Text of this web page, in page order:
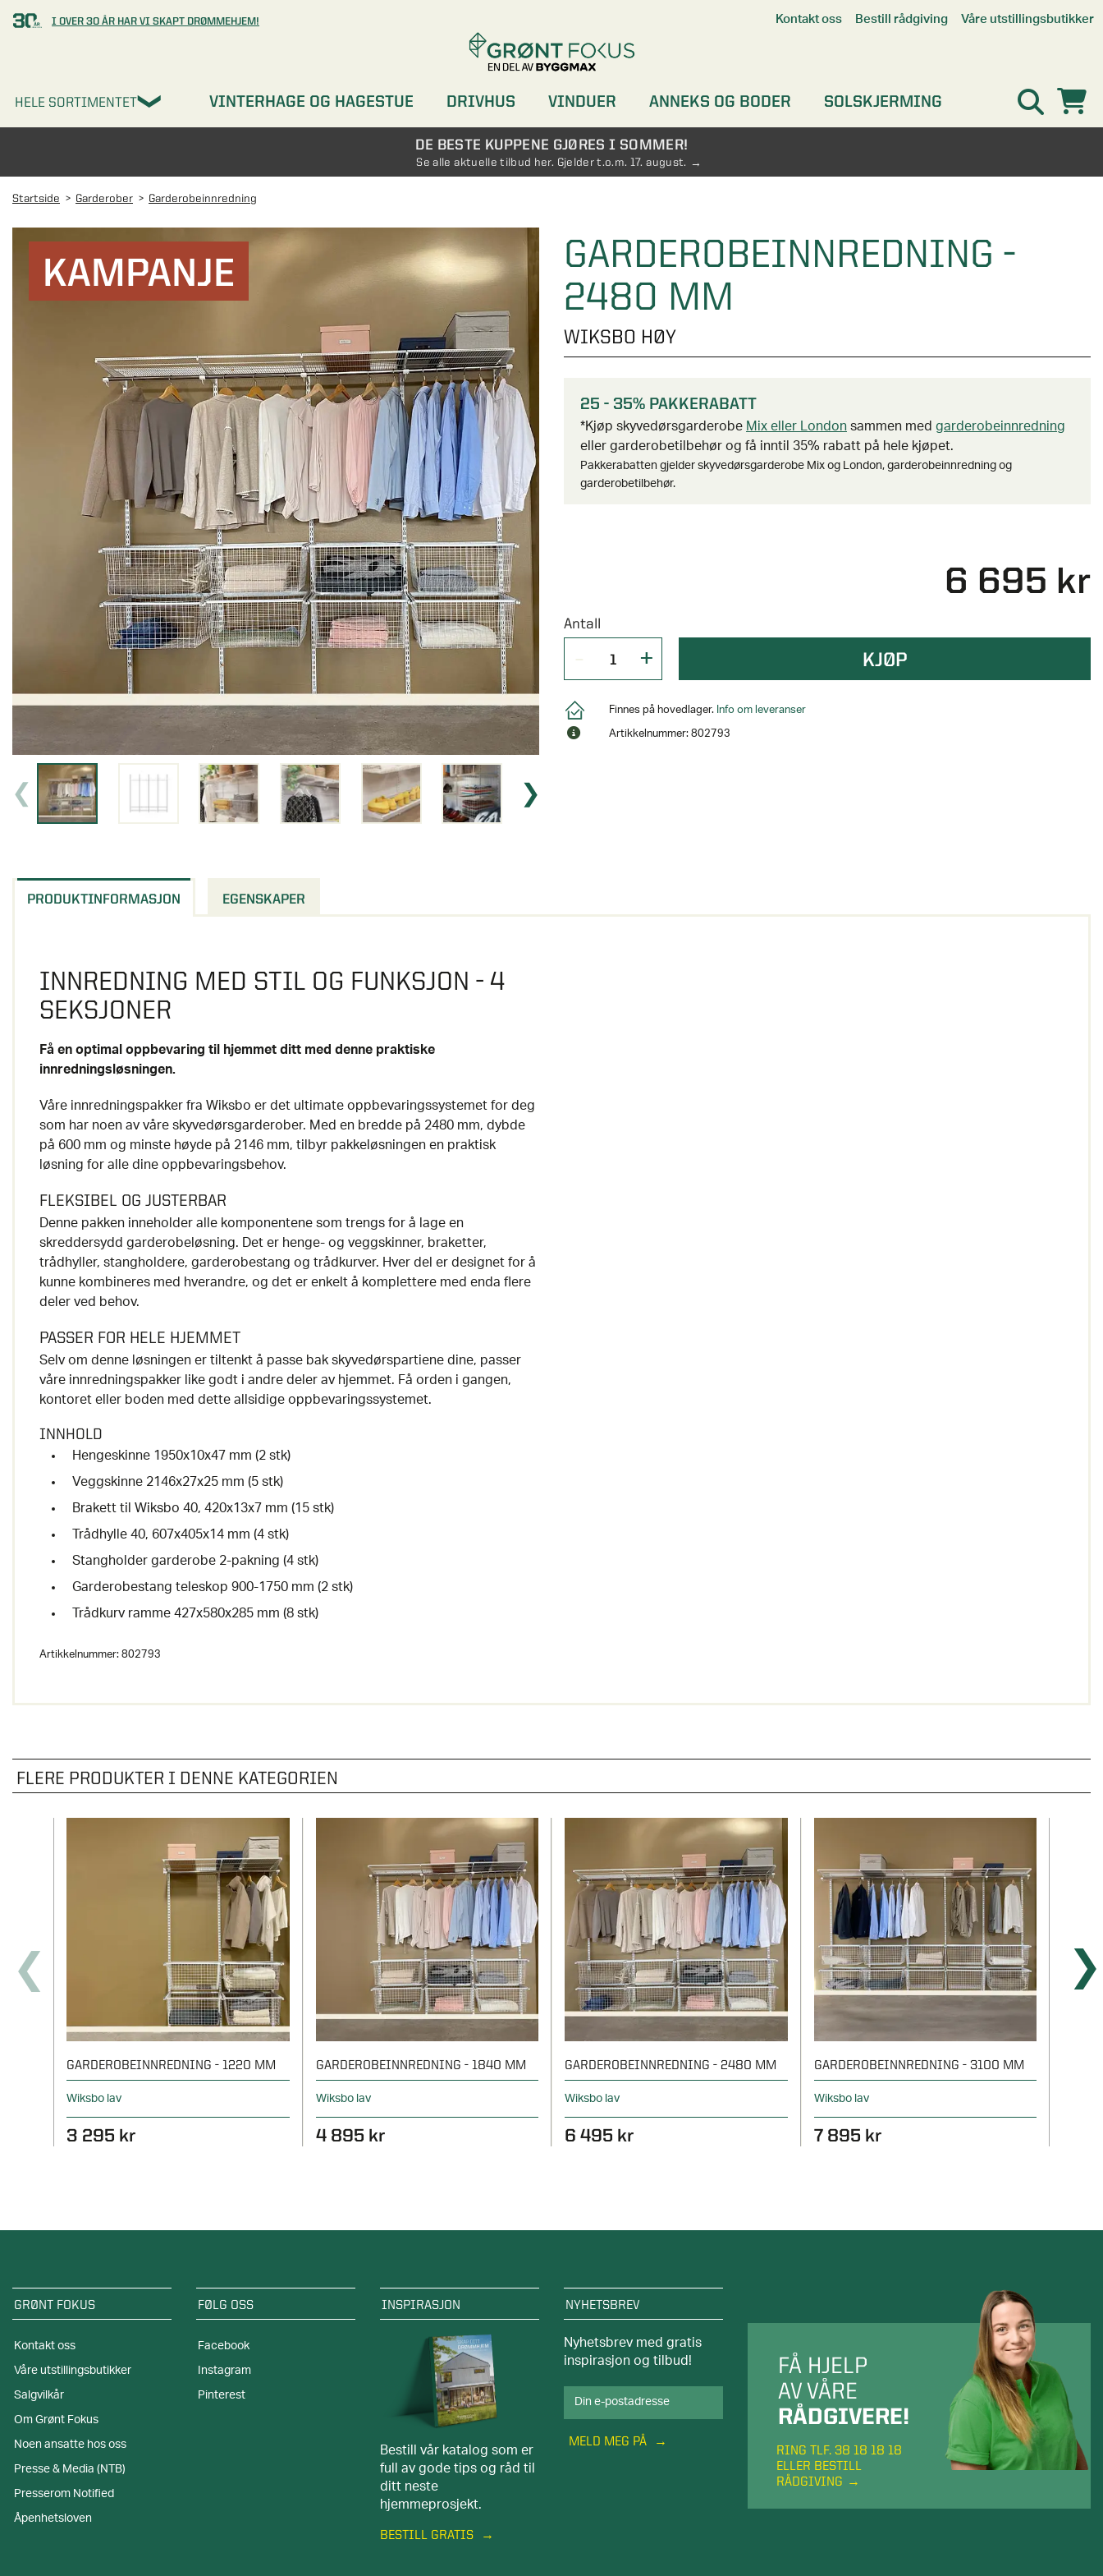
I OVER 30 ÅR HAR VI SKAPT DRØMMEHJEM! Kontakt oss Bestill rådgiving Våre utstillingsbutikker
Kristiansand
HELE SORTIMENTET VINTERHAGE OG HAGESTUE DRIVHUS VINDUER ANNEKS OG BODER
SOLSKJERMING
DØRER
GARDEROBER
DE BESTE KUPPENE GJØRES I SOMMER!
Se alle aktuelle tilbud her. Gjelder t.o.m. 17. august.
Startside Garderober Garderobeinnredning
KAMPANJE
GARDEROBEINNREDNING -
2480 MM
WIKSBO HØY
25 - 35% PAKKERABATT
*Kjøp skyvedørsgarderobe Mix eller London sammen med garderobeinnredning
eller garderobetilbehør og få inntil 35% rabatt på hele kjøpet.
Pakkerabatten gjelder skyvedørsgarderobe Mix og London, garderobeinnredning og
garderobetilbehør.
6 695 kr
Antall
KJØP
Finnes på hovedlager. Info om leveranser
Artikkelnummer: 802793
PRODUKTINFORMASJON EGENSKAPER
INNREDNING MED STIL OG FUNKSJON - 4
SEKSJONER
Få en optimal oppbevaring til hjemmet ditt med denne praktiske
innredningsløsningen.
Våre innredningspakker fra Wiksbo er det ultimate oppbevaringssystemet for deg
som har noen av våre skyvedørsgarderober. Med en bredde på 2480 mm, dybde
på 600 mm og minste høyde på 2146 mm, tilbyr pakkeløsningen en praktisk
løsning for alle dine oppbevaringsbehov.
FLEKSIBEL OG JUSTERBAR
Denne pakken inneholder alle komponentene som trengs for å lage en
skreddersydd garderobeløsning. Det er henge- og veggskinner, braketter,
trådhyller, stangholdere, garderobestang og trådkurver. Hver del er designet for å
kunne kombineres med hverandre, og det er enkelt å komplettere med enda flere
deler ved behov.
PASSER FOR HELE HJEMMET
Selv om denne løsningen er tiltenkt å passe bak skyvedørspartiene dine, passer
våre innredningspakker like godt i andre deler av hjemmet. Få orden i gangen,
kontoret eller boden med dette allsidige oppbevaringssystemet.
INNHOLD
Hengeskinne 1950x10x47 mm (2 stk)
Veggskinne 2146x27x25 mm (5 stk)
Brakett til Wiksbo 40, 420x13x7 mm (15 stk)
Trådhylle 40, 607x405x14 mm (4 stk)
Stangholder garderobe 2-pakning (4 stk)
Garderobestang teleskop 900-1750 mm (2 stk)
Trådkurv ramme 427x580x285 mm (8 stk)
Artikkelnummer: 802793
FLERE PRODUKTER I DENNE KATEGORIEN
GARDEROBEINNREDNING - 1220 MM
Wiksbo lav
3 295 kr
GARDEROBEINNREDNING - 1840 MM
Wiksbo lav
4 895 kr
GARDEROBEINNREDNING - 2480 MM
Wiksbo lav
6 495 kr
GARDEROBEINNREDNING - 3100 MM
Wiksbo lav
7 895 kr
GRØNT FOKUS
Kontakt oss
Våre utstillingsbutikker
Salgvilkår
Om Grønt Fokus
Noen ansatte hos oss
Presse & Media (NTB)
Presserom Notified
Åpenhetsloven
FØLG OSS
Facebook
Instagram
Pinterest
INSPIRASJON
Bestill vår katalog som er
full av gode tips og råd til
ditt neste
hjemmeprosjekt.
BESTILL GRATIS
NYHETSBREV
Nyhetsbrev med gratis
inspirasjon og tilbud!
MELD MEG PÅ
FÅ HJELP
AV VÅRE
RÅDGIVERE!
RING TLF. 38 18 18 18
ELLER BESTILL
RÅDGIVING